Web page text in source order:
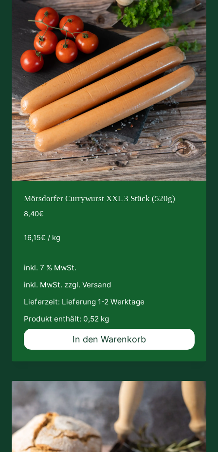
Mörsdorfer Currywurst XXL 3 Stück (520g)
8,40€
16,15€ / kg
inkl. 7 % MwSt.
inkl. MwSt. zzgl. Versand
Lieferzeit: Lieferung 1-2 Werktage
Produkt enthält: 0,52 kg
In den Warenkorb